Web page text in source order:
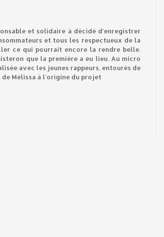
et solidaire à décidé d’enregistrer
et tous les respectueux de la
ce qui pourrait encore la rendre belle.
que la première a eu lieu. Au micro
avec les jeunes rappeurs, entourés de
Mélissa à l’origine du projet